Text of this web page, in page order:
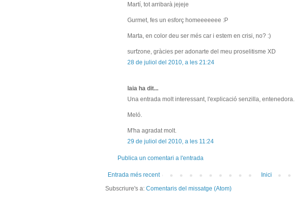
Martí, tot arribarà jejeje
Gurmet, fes un esforç homeeeeeee :P
Marta, en color deu ser més car i estem en crisi, no? :)
surfzone, gràcies per adonarte del meu proselitisme XD
28 de juliol del 2010, a les 21:24
laia ha dit...
Una entrada molt interessant, l'explicació senzilla, entenedora.
Meló.
M'ha agradat molt.
29 de juliol del 2010, a les 11:24
Publica un comentari a l'entrada
Entrada més recent
Inici
Subscriure's a: Comentaris del missatge (Atom)